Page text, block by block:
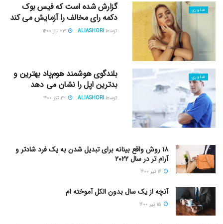
فناوری
گزارش شده است که فیس بوک
دکمه رای مخالف را آزمایش می کند
توسط ALIASHORI ۲۳ تیر ۱۴۰۰
فناوری
بلندگوی هوشمند هوم‌پاد بهترین و
بدترین اپل را نشان می دهد
توسط ALIASHORI
۱۸ روش واقع بینانه برای تبدیل شدن به یک فرد شادتر و
آرام تر در سال ۲۰۲۲
آنچه از یک سال بدون الکل آموخته ام